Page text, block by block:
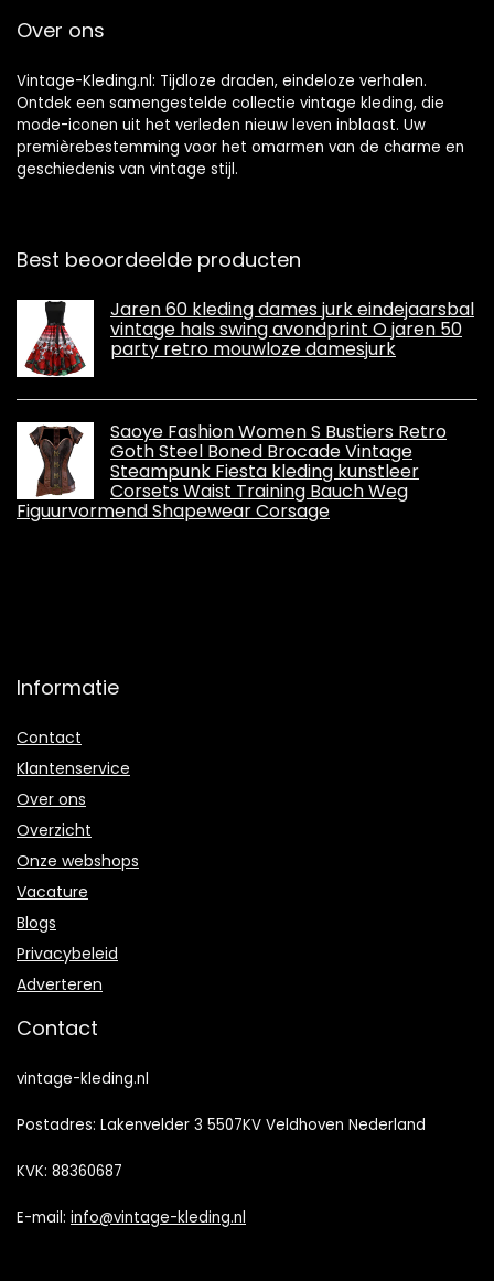
Over ons
Vintage-Kleding.nl: Tijdloze draden, eindeloze verhalen.
Ontdek een samengestelde collectie vintage kleding, die
mode-iconen uit het verleden nieuw leven inblaast. Uw
premièrebestemming voor het omarmen van de charme en
geschiedenis van vintage stijl.
Best beoordeelde producten
Jaren 60 kleding dames jurk eindejaarsbal
vintage hals swing avondprint O jaren 50
party retro mouwloze damesjurk
Saoye Fashion Women S Bustiers Retro
Goth Steel Boned Brocade Vintage
Steampunk Fiesta kleding kunstleer
Corsets Waist Training Bauch Weg
Figuurvormend Shapewear Corsage
Informatie
Contact
Klantenservice
Over ons
Overzicht
Onze webshops
Vacature
Blogs
Privacybeleid
Adverteren
Contact
vintage-kleding.nl
Postadres: Lakenvelder 3 5507KV Veldhoven Nederland
KVK: 88360687
E-mail: info@vintage-kleding.nl